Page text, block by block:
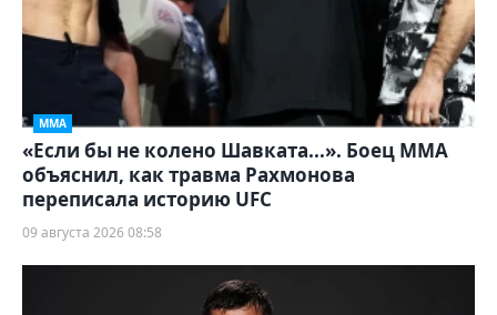
ММА
«Если бы не колено Шавката...». Боец ММА
объяснил, как травма Рахмонова
переписала историю UFC
09 августа 2026 08:58